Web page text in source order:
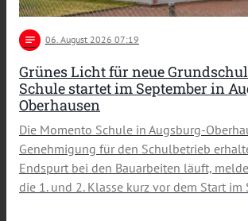
notes 06. August 2026 07:19
Grünes Licht für neue
Schule startet im September in
Oberhausen
Die Momento Schule in Augsburg-
Genehmigung für den Schulbetrieb
Endspurt bei den Bauarbeiten läuft,
die 1. und 2. Klasse kurz vor dem Start